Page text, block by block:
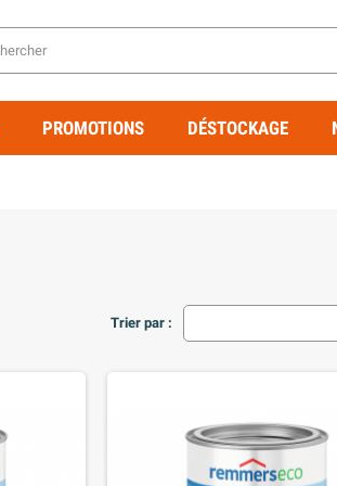
PROMOTIONS DÉSTOCKAGE
Trier par :